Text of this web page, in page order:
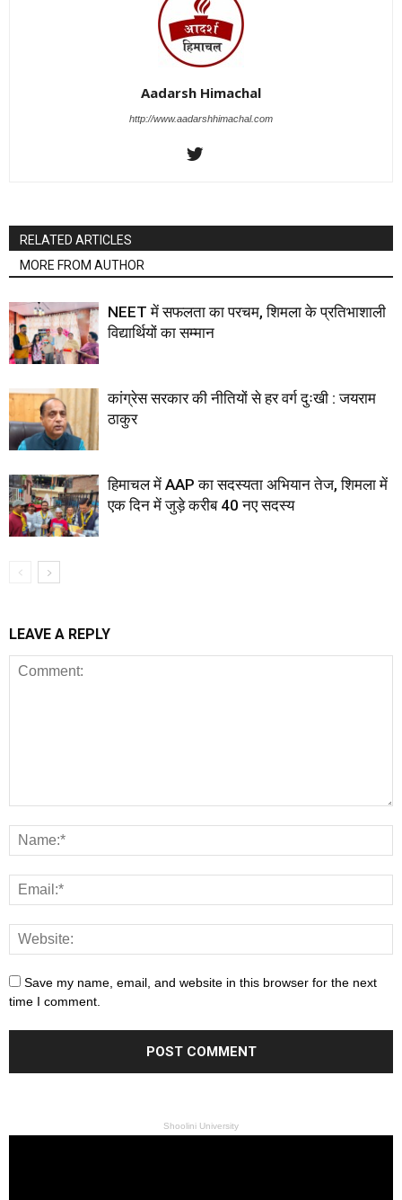
Aadarsh Himachal
http://www.aadarshhimachal.com
RELATED ARTICLES
MORE FROM AUTHOR
NEET में सफलता का परचम, शिमला के प्रतिभाशाली
विद्यार्थियों का सम्मान
कांग्रेस सरकार की नीतियों से हर वर्ग दुःखी : जयराम
ठाकुर
हिमाचल में AAP का सदस्यता अभियान तेज, शिमला में
एक दिन में जुड़े करीब 40 नए सदस्य
LEAVE A REPLY
Save my name, email, and website in this browser for the next
time I comment.
Shoolini University